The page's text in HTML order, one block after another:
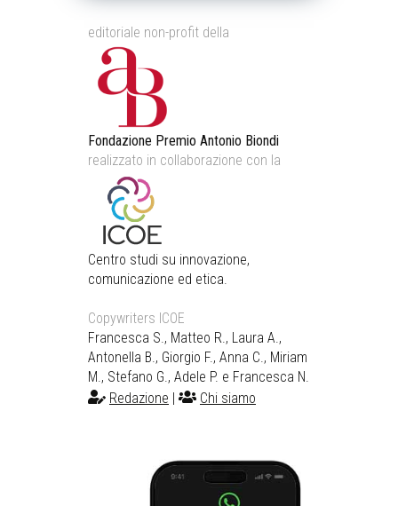
editoriale non-profit della
Fondazione Premio Antonio Biondi
realizzato in collaborazione con la
Centro studi su innovazione,
comunicazione ed etica.
Copywriters ICOE
Francesca S., Matteo R., Laura A.,
Antonella B., Giorgio F., Anna C., Miriam
M., Stefano G., Adele P. e Francesca N.
Redazione
Chi siamo